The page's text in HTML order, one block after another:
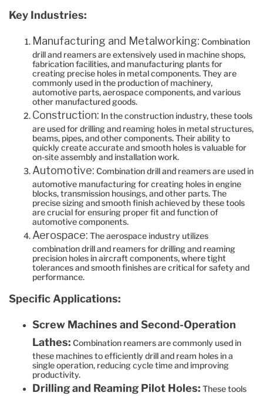
Key Industries:
Manufacturing and Metalworking: Combination
drill and reamers are extensively used in machine shops,
fabrication facilities, and manufacturing plants for
creating precise holes in metal components. They are
commonly used in the production of machinery,
automotive parts, aerospace components, and various
other manufactured goods.
Construction: In the construction industry, these tools
are used for drilling and reaming holes in metal structures,
beams, pipes, and other components. Their ability to
quickly create accurate and smooth holes is valuable for
on-site assembly and installation work.
Automotive: Combination drill and reamers are used in
automotive manufacturing for creating holes in engine
blocks, transmission housings, and other parts. The
precise sizing and smooth finish achieved by these tools
are crucial for ensuring proper fit and function of
automotive components.
Aerospace: The aerospace industry utilizes
combination drill and reamers for drilling and reaming
precision holes in aircraft components, where tight
tolerances and smooth finishes are critical for safety and
performance.
Specific Applications:
Screw Machines and Second-Operation
Lathes: Combination reamers are commonly used in
these machines to efficiently drill and ream holes in a
single operation, reducing cycle time and improving
productivity.
Drilling and Reaming Pilot Holes: These tools